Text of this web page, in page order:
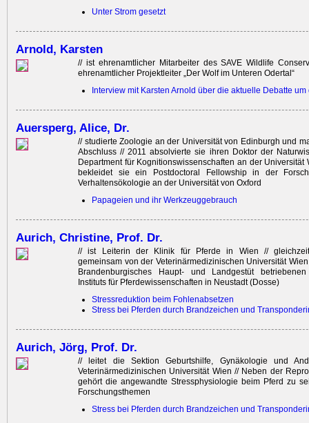
Unter Strom gesetzt
Arnold, Karsten
// ist ehrenamtlicher Mitarbeiter des SAVE Wildlife
ehrenamtlicher Projektleiter „Der Wolf im Unteren Odertal“
Interview mit Karsten Arnold über die aktuelle Debatte um
Auersperg, Alice, Dr.
// studierte Zoologie an der Universität von Edinburgh und
Abschluss // 2011 absolvierte sie ihren Doktor der
Department für Kognitionswissenschaften an der Universität
bekleidet sie ein Post­doc­toral Fellowship in der
Verhaltensökologie an der Universität von Oxford
Papageien und ihr Werkzeuggebrauch
Aurich, Christine, Prof. Dr.
// ist Leiterin der Klinik für Pferde in Wien //
gemeinsam von der Veterinärmedizinischen Universität
Brandenburgisches Haupt- und Landgestüt betriebenen
Instituts für Pferdewissenschaften in Neustadt (Dosse)
Stressreduktion beim Fohlenabsetzen
Stress bei Pferden durch Brandzeichen und
Aurich, Jörg, Prof. Dr.
// leitet die Sektion Geburtshilfe, Gynäkologie und
Veterinärmedizinischen Universität Wien // Neben der
gehört die angewandte Stressphysiologie beim Pferd zu
Forschungsthemen
Stress bei Pferden durch Brandzeichen und